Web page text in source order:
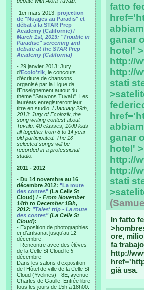
-1er mars 2013: projection
de "Nuages au Paradis" et
débat à la STAR Prep
Academy (Californie) /
March 1st, 2013: "Trouble in
Paradise" screening and
debate at the STAR Prep
Academy (California)
- 29 janvier 2013: Jury
d'Ecolo'zik , le concours
d'écriture de chansons
organisé par la Ligue de
l'Enseignement autour du
thème "Sauvons Tuvalu". Les
lauréats enregistreront leur
titre en studio. / January 29th,
2013: Jury of Ecolozik, the
song writing contest about
Tuvalu. 40 classes, 1000 kids
all together from 8 to 14 year
old participated. The 18
selected songs will be
recorded in a professional
studio.
2011 - 2012
- Du 14 novembre au 16
décembre 2012: "La route
des contes" (La Celle St
Cloud) / - From November
14th to December 15th,
2012: "Tales' trip - La route
des contes"(La Celle St
Cloud):
- Exposition de photographies
et d’artisanat jusqu’au 12
décembre.
- Rencontre avec des élèves
de la Celle St Cloud le 5
décembre
Dans les salons d’exposition
de l’Hôtel de ville de la Celle St
Cloud (Yvelines) - 8E, avenue
Charles de Gaulle. Entrée libre
tous les jours de 15h à 18h00.
fatto
ganar
hotel'
http://
http://
stati
ganar
hotel'
http://
http://
stati
In fatto
ore,
fa
http://
già usa.